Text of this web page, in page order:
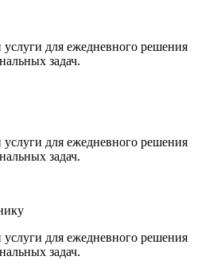
для ежедневного решения
задач.
для ежедневного решения
задач.
для ежедневного решения
задач.